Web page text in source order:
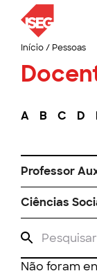
Início/ Pessoas
A B C D
Professor
Ciências
Não foram